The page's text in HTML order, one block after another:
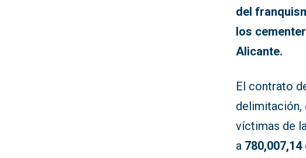
del
los
Alicante.
El contrato
delimitación,
víctimas de
a